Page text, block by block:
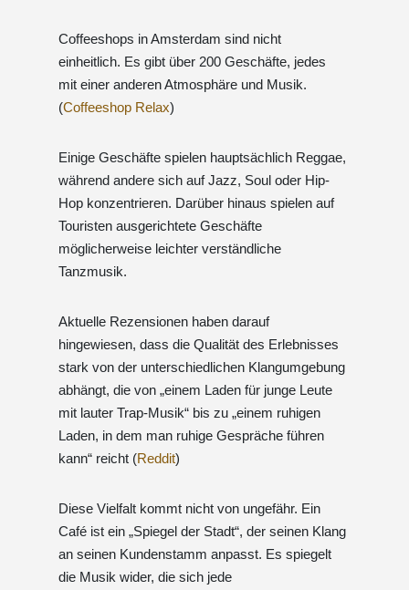
Coffeeshops in Amsterdam sind nicht
einheitlich. Es gibt über 200 Geschäfte, jedes
mit einer anderen Atmosphäre und Musik.
(Coffeeshop Relax)
Einige Geschäfte spielen hauptsächlich Reggae,
während andere sich auf Jazz, Soul oder Hip-
Hop konzentrieren. Darüber hinaus spielen auf
Touristen ausgerichtete Geschäfte
möglicherweise leichter verständliche
Tanzmusik.
Aktuelle Rezensionen haben darauf
hingewiesen, dass die Qualität des Erlebnisses
stark von der unterschiedlichen Klangumgebung
abhängt, die von „einem Laden für junge Leute
mit lauter Trap-Musik“ bis zu „einem ruhigen
Laden, in dem man ruhige Gespräche führen
kann“ reicht (Reddit)
Diese Vielfalt kommt nicht von ungefähr. Ein
Café ist ein „Spiegel der Stadt“, der seinen Klang
an seinen Kundenstamm anpasst. Es spiegelt
die Musik wider, die sich jede